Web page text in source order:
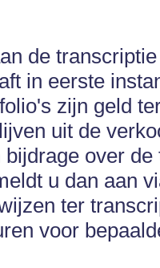
de
in eerste
zijn geld
uit de
over
u dan aan
ter
voor